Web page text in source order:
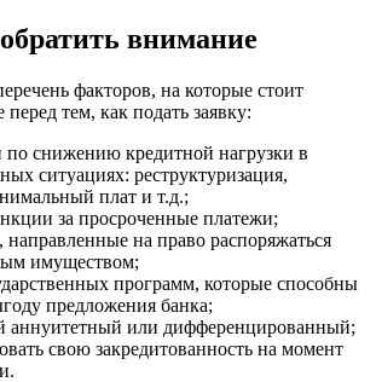
внимание
факторов, на которые стоит
тем, как подать заявку:
по снижению кредитной нагрузки в
ситуациях: реструктуризация,
плат и т.д.;
за просроченные платежи;
направленные на право распоряжаться
имуществом;
программ, которые способны
предложения банка;
аннуитетный или дифференцированный;
свою закредитованность на момент